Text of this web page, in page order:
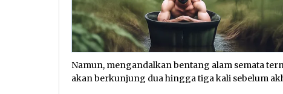
Namun, mengandalkan bentang alam semata
akan berkunjung dua hingga tiga kali sebelum